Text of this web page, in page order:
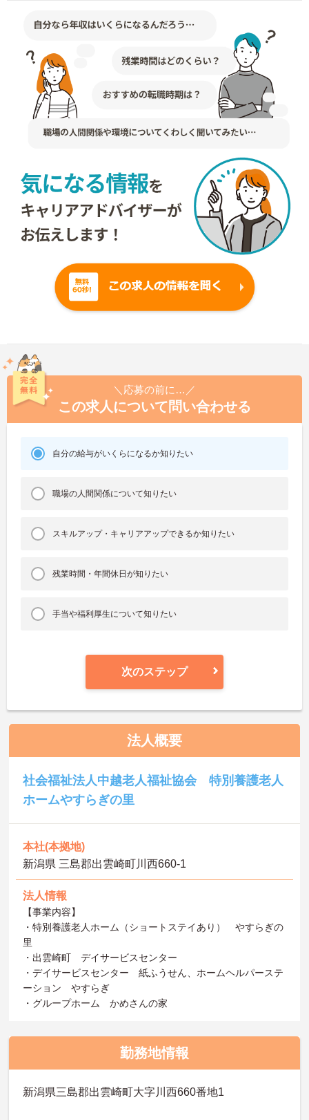
＼応募の前に…／
この求人について問い合わせる
自分の給与がいくらになるか知りたい
職場の人間関係について知りたい
スキルアップ・キャリアアップできるか知りたい
残業時間・年間休日が知りたい
手当や福利厚生について知りたい
次のステップ
法人概要
社会福祉法人中越老人福祉協会 特別養護老人
ホームやすらぎの里
本社(本拠地)
新潟県 三島郡出雲崎町川西660-1
法人情報
【事業内容】
・特別養護老人ホーム（ショートステイあり） やすらぎの
里
・出雲崎町 デイサービスセンター
・デイサービスセンター 紙ふうせん、ホームヘルパーステ
ーション やすらぎ
・グループホーム かめさんの家
勤務地情報
新潟県三島郡出雲崎町大字川西660番地1